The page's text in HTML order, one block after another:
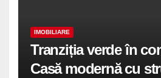
IMOBILIARE
Tranziția verde în
Casă modernă cu